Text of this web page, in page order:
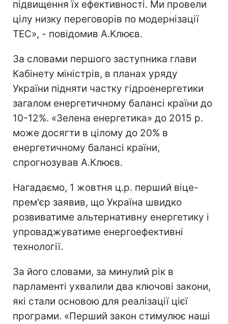
підвищення їх ефективності. Ми провели
цілу низку переговорів по модернізації
ТЕС», - повідомив А.Клюєв.
За словами першого заступника глави
Кабінету міністрів, в планах уряду
України підняти частку гідроенергетики
загалом енергетичному балансі країни до
10-12%. «Зелена енергетика» до 2015 р.
може досягти в цілому до 20% в
енергетичному балансі країни,
спрогнозував А.Клюєв.
Нагадаємо, 1 жовтня ц.р. перший віце-
прем'єр заявив, що Україна швидко
розвиватиме альтернативну енергетику і
упроваджуватиме енергоефективні
технології.
За його словами, за минулий рік в
парламенті ухвалили два ключові закони,
які стали основою для реалізації цієї
програми. «Перший закон стимулює наші